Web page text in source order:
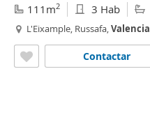
111m2 3 Hab
L'Eixample, Russafa,Valencia
Contactar